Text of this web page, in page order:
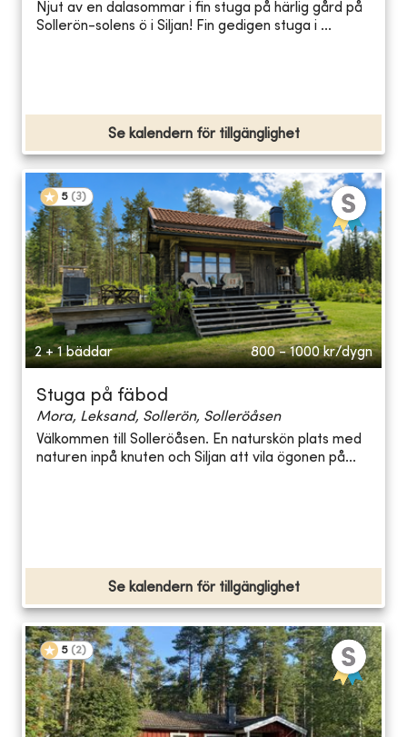
Njut av en dalasommar i fin stuga på härlig gård på
Sollerön-solens ö i Siljan! Fin gedigen stuga i ...
Se kalendern för tillgänglighet
5 (3)
2 + 1 bäddar 800 - 1000 kr/dygn
Stuga på fäbod
Mora, Leksand, Sollerön, Solleröåsen
Välkommen till Solleröåsen. En naturskön plats med
naturen inpå knuten och Siljan att vila ögonen på...
Se kalendern för tillgänglighet
5 (2)